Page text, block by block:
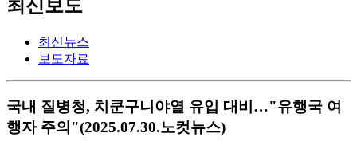
최신보도
최신뉴스
보도자료
국내 질병청, 치쿤구니야열 유입 대비…"유행국 여
행자 주의"(2025.07.30.노컷뉴스)